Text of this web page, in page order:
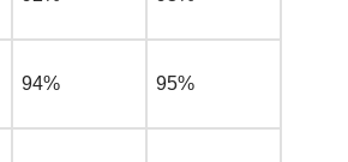
94% 95%